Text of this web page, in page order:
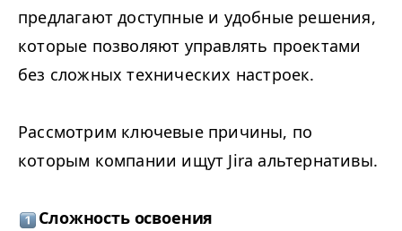
предлагают доступные и удобные решения,
которые позволяют управлять проектами
без сложных технических настроек.
Рассмотрим ключевые причины, по
которым компании ищут Jira альтернативы.
Сложность освоения